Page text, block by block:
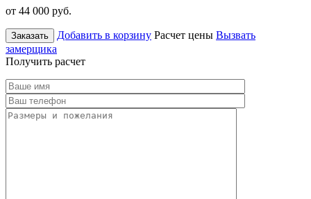
от 44 000 руб.
Заказать Добавить в корзину Расчет цены Вызвать
замерщика
Получить расчет